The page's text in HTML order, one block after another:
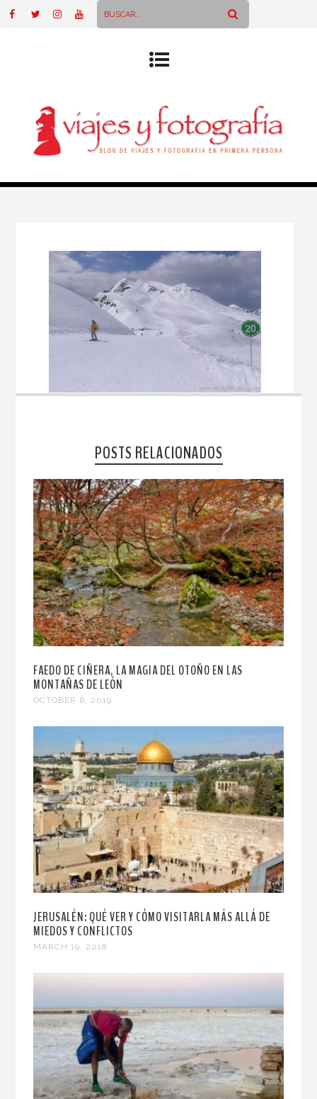
POSTS RELACIONADOS
FAEDO DE CIÑERA, LA MAGIA DEL OTOÑO EN LAS
MONTAÑAS DE LEÓN
OCTOBER 6, 2019
JERUSALÉN: QUÉ VER Y CÓMO VISITARLA MÁS ALLÁ DE
MIEDOS Y CONFLICTOS
MARCH 19, 2018